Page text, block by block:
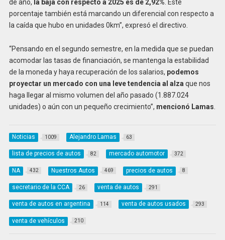
de año, la baja con respecto a 2025 es de 2,92% . Este
porcentaje también está marcando un diferencial con respecto a
la caída que hubo en unidades 0km”, expresó el directivo.
“Pensando en el segundo semestre, en la medida que se puedan
acomodar las tasas de financiación, se mantenga la estabilidad
de la moneda y haya recuperación de los salarios, podemos
proyectar un mercado con una levetendencia al alza que nos
haga llegar al mismo volumen del año pasado (1.887.024
unidades) o aún con un pequeño crecimiento”, mencionó Lamas
Noticias 1009 Alejandro Lamas 63
lista de precios de autos 82 mercado automotor 372
NA 432 Nuestros Autos 469 precios de autos 8
secretario de la CCA 26 venta de autos 291
venta de autos en argentina 114 venta de autos usados 293
venta de vehículos 210